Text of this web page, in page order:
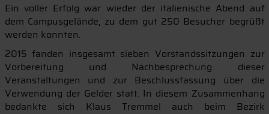
Ein voller Erfolg war wieder der italienische Abend auf
dem Campusgelände, zu dem gut 250 Besucher begrüßt
werden konnten.
2015 fanden insgesamt sieben Vorstandssitzungen zur
Vorbereitung und Nachbesprechung dieser
Veranstaltungen und zur Beschlussfassung über die
Verwendung der Gelder statt. In diesem Zusammenhang
bedankte sich Klaus Tremmel auch beim Bezirk